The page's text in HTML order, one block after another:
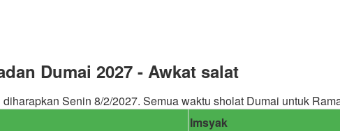
Dumai 2027 - Awkat salat
diharapkan Senin 8/2/2027. Semua waktu sholat Dumai untuk
Imsyak